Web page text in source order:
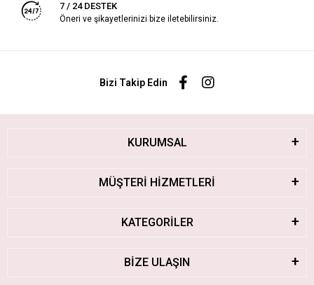
7 / 24 DESTEK
Öneri ve şikayetlerinizi bize iletebilirsiniz.
Bizi Takip Edin
KURUMSAL
MÜŞTERİ HİZMETLERİ
KATEGORİLER
BİZE ULAŞIN